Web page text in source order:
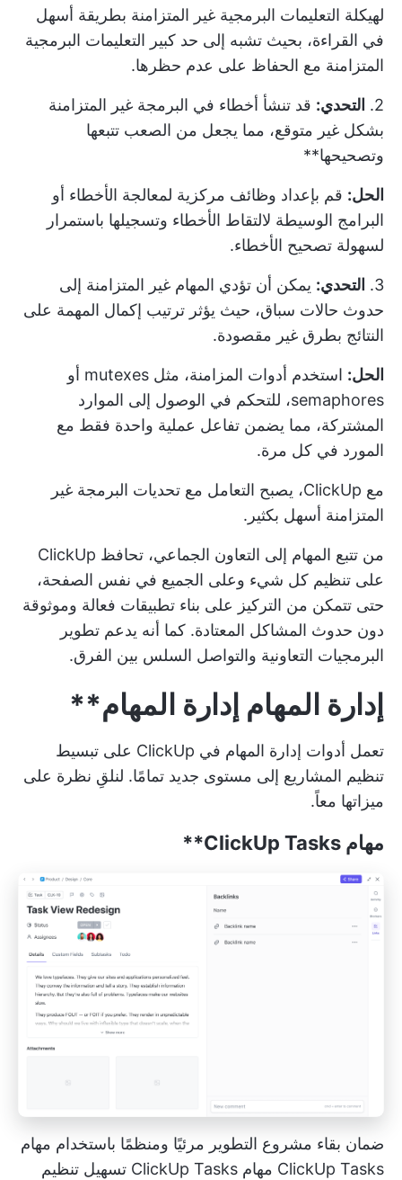
لهيكلة التعليمات البرمجية غير المتزامنة بطريقة أسهل
في القراءة، بحيث تشبه إلى حد كبير التعليمات البرمجية
المتزامنة مع الحفاظ على عدم حظرها.
2. التحدي: قد تنشأ أخطاء في البرمجة غير المتزامنة
بشكل غير متوقع، مما يجعل من الصعب تتبعها
وتصحيحها**
الحل: قم بإعداد وظائف مركزية لمعالجة الأخطاء أو
البرامج الوسيطة لالتقاط الأخطاء وتسجيلها باستمرار
لسهولة تصحيح الأخطاء.
3. التحدي: يمكن أن تؤدي المهام غير المتزامنة إلى
حدوث حالات سباق، حيث يؤثر ترتيب إكمال المهمة على
النتائج بطرق غير مقصودة.
الحل:
استخدم أدوات المزامنة، مثل mutexes أو
semaphores، للتحكم في الوصول إلى الموارد
المشتركة، مما يضمن تفاعل عملية واحدة فقط مع
المورد في كل مرة.
مع ClickUp، يصبح التعامل مع تحديات البرمجة غير
المتزامنة أسهل بكثير.
من تتبع المهام إلى التعاون الجماعي، تحافظ ClickUp
على تنظيم كل شيء وعلى الجميع في نفس الصفحة،
حتى تتمكن من التركيز على بناء تطبيقات فعالة وموثوقة
دون حدوث المشاكل المعتادة. كما أنه يدعم تطوير
البرمجيات التعاونية والتواصل السلس بين الفرق.
إدارة المهام إدارة المهام**
تعمل أدوات إدارة المهام في ClickUp على تبسيط
تنظيم المشاريع إلى مستوى جديد تمامًا. لنلقِ نظرة على
ميزاتها معاً.
مهام ClickUp Tasks**
ضمان بقاء مشروع التطوير مرئيًا ومنظمًا باستخدام مهام
ClickUp Tasks مهام ClickUp Tasks
تسهيل تنظيم